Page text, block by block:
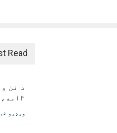
Read
د نن
۱۳مه، ۱۴۰۲ - یقین یوه دقیقه خبر
ویډیو